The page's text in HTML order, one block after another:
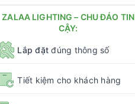
ZALAA LIGHTING – CHU ĐÁO TIN
CẬY:
Lắp đặt đúng thông số
Tiết kiệm cho khách hàng